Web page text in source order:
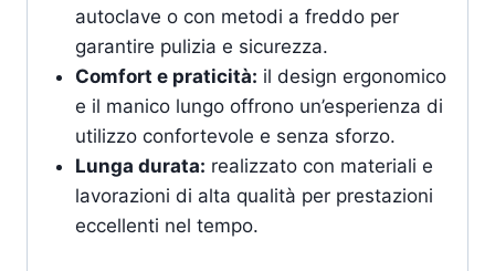
autoclave o con metodi a freddo per
garantire pulizia e sicurezza.
Comfort e praticità: il design ergonomico
e il manico lungo offrono un’esperienza di
utilizzo confortevole e senza sforzo.
Lunga durata: realizzato con materiali e
lavorazioni di alta qualità per prestazioni
eccellenti nel tempo.